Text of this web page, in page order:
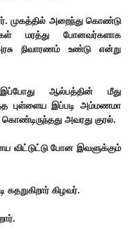
முகத்தில் அறைந்து கொண்டு
மரத்து போனவர்களாக
நிவாரணம் உண்டு என்று
ஆல்பத்தின் மீது
புள்ளைய இப்படி அம்மணமா
அவரது குரல்.
விட்டுட்டு போன இவளுக்கும்
கதறுகிறார் கிழவர்.